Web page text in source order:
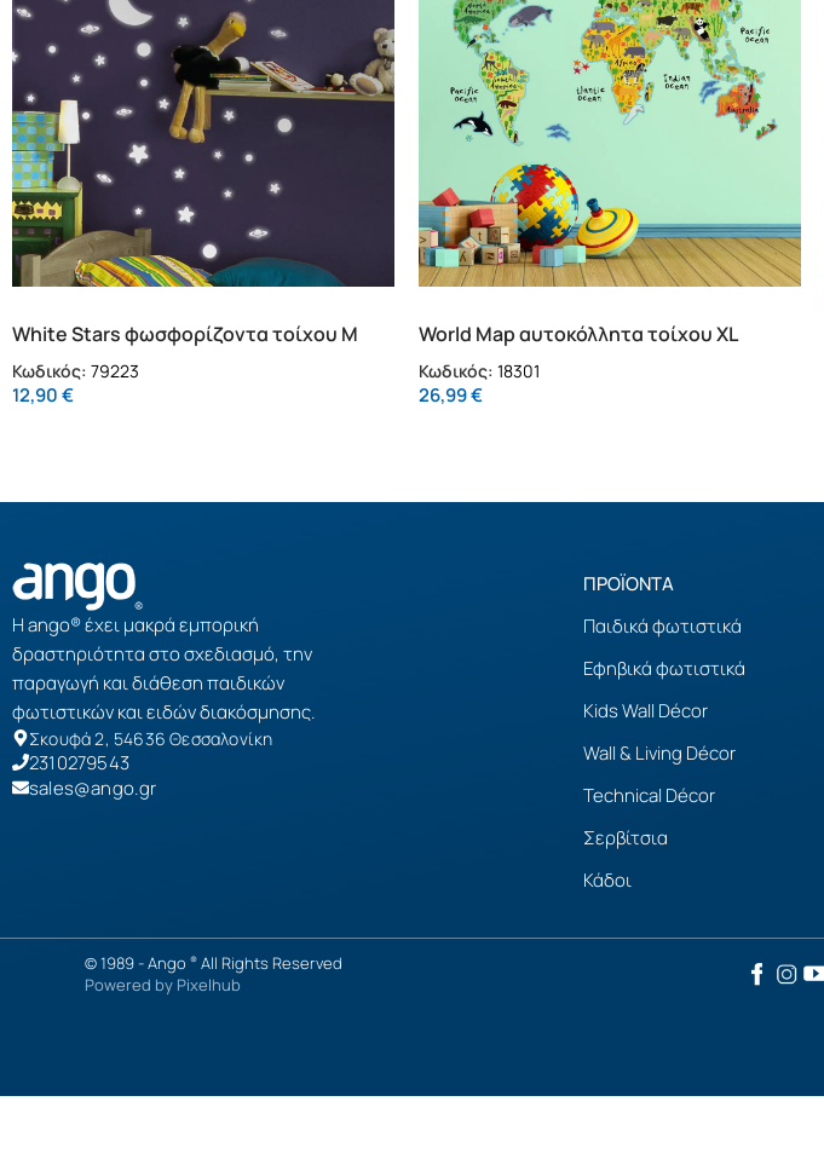
White Stars φωσφορίζοντα τοίχου M
(79223)
Κωδικός: 79223
12,90€
World Map αυτοκόλλητα τοίχου XL
(18301)
Κωδικός: 18301
26,99€
Η ango® έχει μακρά εμπορική
δραστηριότητα στο σχεδιασμό, την
παραγωγή και διάθεση παιδικών
φωτιστικών και ειδών διακόσμησης.
Σκουφά 2, 54636 Θεσσαλονίκη
2310279543
sales@ango.gr
ΠΡΟΪΟΝΤΑ
Παιδικά φωτιστικά
Εφηβικά φωτιστικά
Kids Wall Décor
Wall & Living Décor
Technical Décor
Σερβίτσια
Κάδοι
© 1989 -Ango ® All Rights Reserved
Powered by Pixelhub